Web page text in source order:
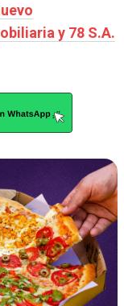
y 78 S.A.